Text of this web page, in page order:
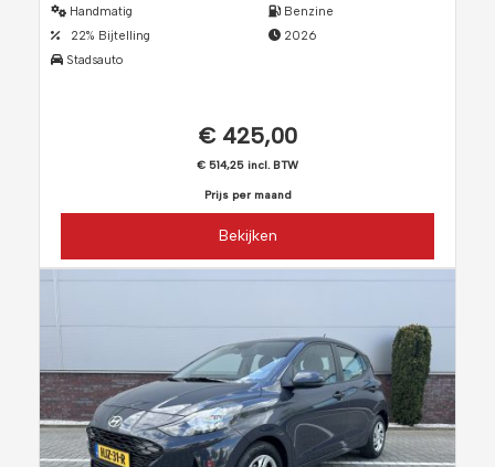
Handmatig
22% Bijtelling
Stadsauto
Benzine
2026
€ 425,00
€ 514,25 incl. BTW
Prijs per maand
Bekijken